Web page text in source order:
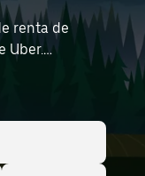
renta de
Uber.
minivans
días de
y